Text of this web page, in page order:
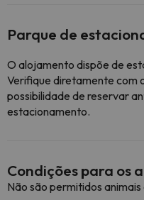
Parque de
O alojamento dispõe de
Verifique diretamente com
possibilidade de reservar
estacionamento.
Condições para os
Não são permitidos